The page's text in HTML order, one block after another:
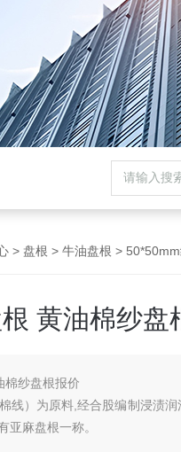
> 盘根 > 牛油盘根 >
黄油棉纱盘
棉纱盘根报价
线）为原料,经合股编制浸渍
亚麻盘根一称。